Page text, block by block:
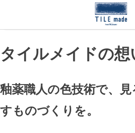
オーダーメイドタイル・オリジナル
– TILE made タイルの形、色、空間を
タイルメイドの想
釉薬職人の色技術で、
すものづくりを。